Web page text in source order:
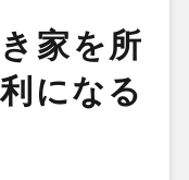
家を所
になる